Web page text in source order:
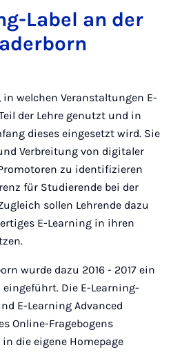
Label an der
in welchen Veranstaltungen E-
der Lehre genutzt und in
dieses eingesetzt wird. Sie
Verbreitung von digitaler
zu identifizieren
für Studierende bei der
sollen Lehrende dazu
E-Learning in ihren
wurde dazu 2016 - 2017 ein
Die E-Learning-
E-Learning Advanced
Online-Fragebogens
die eigene Homepage